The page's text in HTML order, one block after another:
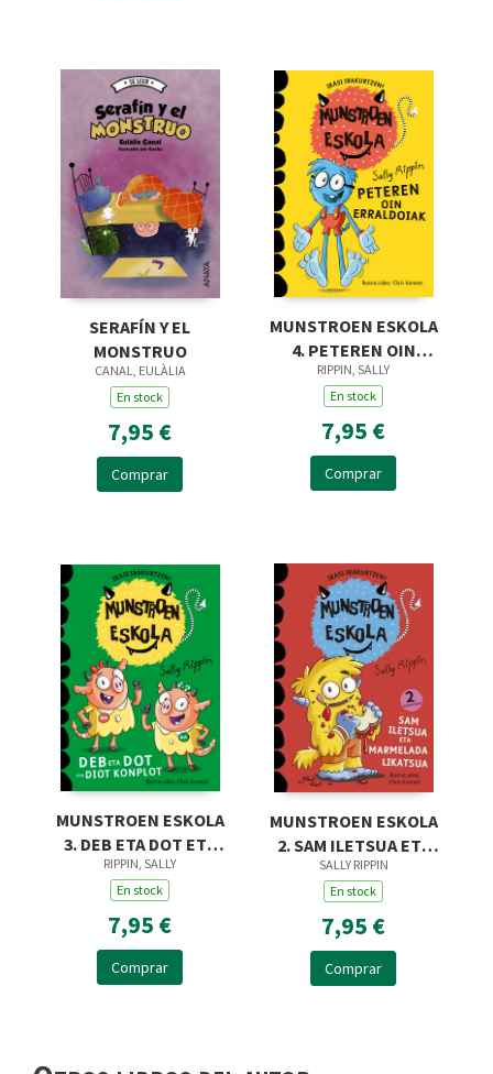
SERAFÍN Y EL
MONSTRUO
CANAL, EULÀLIA
En stock
7,95 €
Comprar
MUNSTROEN ESKOLA
4. PETEREN OIN
ERRALDOIAK
RIPPIN, SALLY
En stock
7,95 €
Comprar
MUNSTROEN ESKOLA
3. DEB ETA DOT ETA
DIOT KONPLOT
RIPPIN, SALLY
En stock
7,95 €
Comprar
MUNSTROEN ESKOLA
2. SAM ILETSUA ETA
MARMELADA
LIKATSUA
SALLY RIPPIN
En stock
7,95 €
Comprar